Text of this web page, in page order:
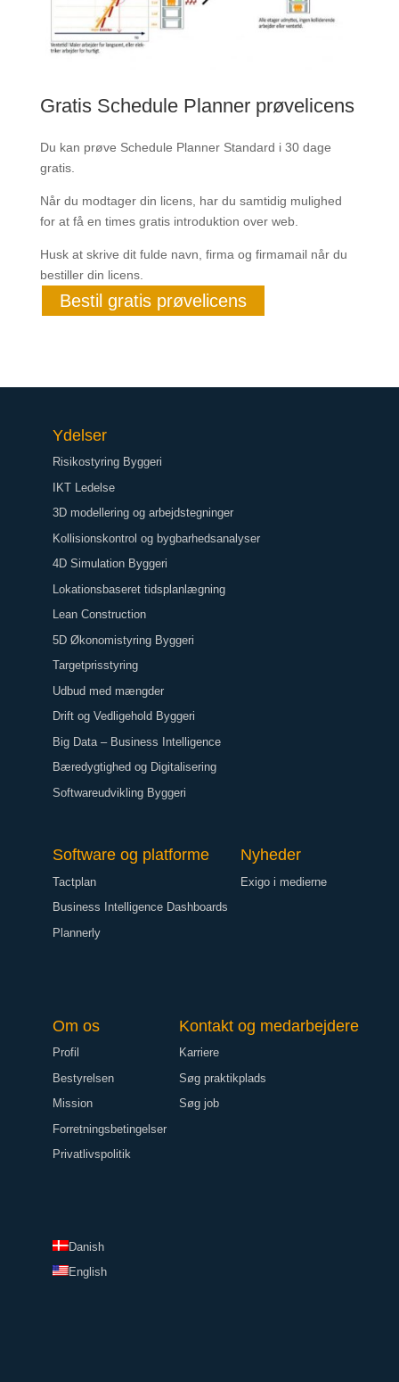
Gratis Schedule Planner prøvelicens
Du kan prøve Schedule Planner Standard i 30 dage
gratis.
Når du modtager din licens, har du samtidig mulighed
for at få en times gratis introduktion over web.
Husk at skrive dit fulde navn, firma og firmamail når du
bestiller din licens.
Bestil gratis prøvelicens
Ydelser
Risikostyring Byggeri
IKT Ledelse
3D modellering og arbejdstegninger
Kollisionskontrol og bygbarhedsanalyser
4D Simulation Byggeri
Lokationsbaseret tidsplanlægning
Lean Construction
5D Økonomistyring Byggeri
Targetprisstyring
Udbud med mængder
Drift og Vedligehold Byggeri
Big Data – Business Intelligence
Bæredygtighed og Digitalisering
Softwareudvikling Byggeri
Software og platforme
Tactplan
Business Intelligence Dashboards
Plannerly
Nyheder
Exigo i medierne
Om os
Profil
Bestyrelsen
Mission
Forretningsbetingelser
Privatlivspolitik
Kontakt og medarbejdere
Karriere
Søg praktikplads
Søg job
Danish
English